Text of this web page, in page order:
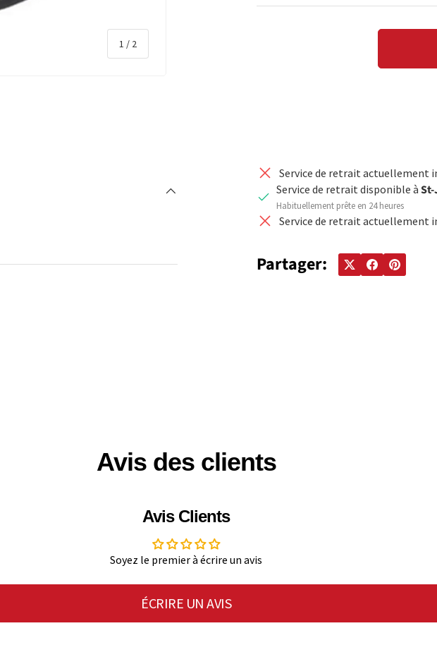
1 / de
2
AUGMENTER
Service de retrait actuellement
Service de retrait disponible à
Habituellement prête en 24 heures
Service de retrait actuellement
Partager:
Avis des clients
Avis Clients
Soyez le premier à écrire un avis
ÉCRIRE UN AVIS